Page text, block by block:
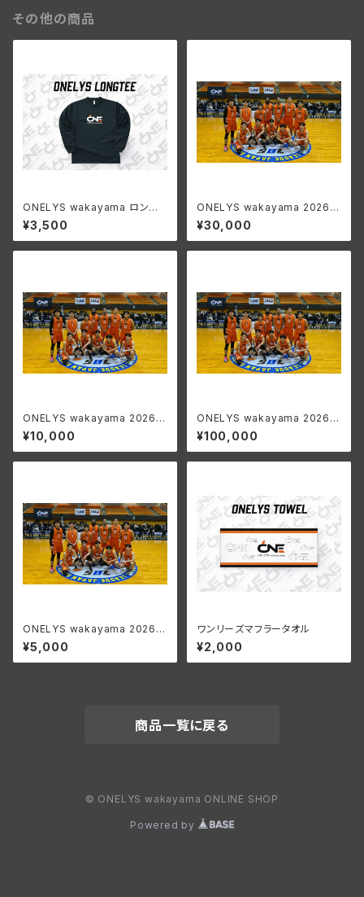
その他の商品
ONELYS wakayama ロング
スリーブTシャツ
¥3,500
ONELYS wakayama 2026-
27 SEASON ファンクラブ P
LATINUM会員
¥30,000
ONELYS wakayama 2026-
27 SEASON ファンクラブ
GOLD会員
¥10,000
ONELYS wakayama 2026-
27 SEASON ファンクラブ
DIAMOND会員
¥100,000
ONELYS wakayama 2026-
27 SEASON ファンクラブ S
ILVER会員
¥5,000
ワンリーズマフラータオル
¥2,000
商品一覧に戻る
© ONELYS wakayama ONLINE SHOP
Powered by